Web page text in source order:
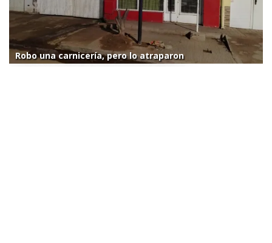
Robo una carnicería, pero lo atraparon